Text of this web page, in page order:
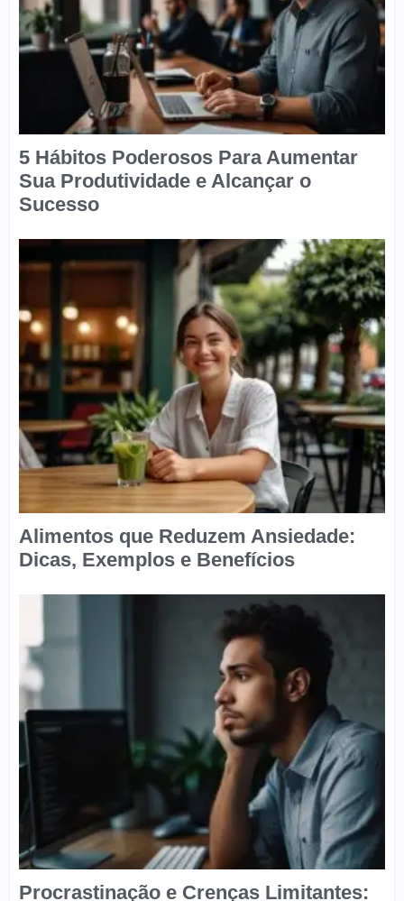
5 Hábitos Poderosos Para Aumentar
Sua Produtividade e Alcançar o
Sucesso
Alimentos que Reduzem Ansiedade:
Dicas, Exemplos e Benefícios
Procrastinação e Crenças Limitantes: